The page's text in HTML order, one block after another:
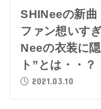
SHINeeの新曲
ファン想いす
Neeの衣装に
ト”とは・・？
2021.03.10